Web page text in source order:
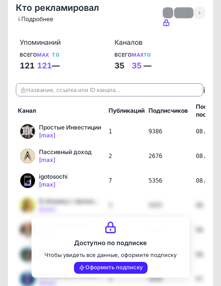
Кто рекламировал
ℹ️ Подробнее
›
Упоминаний
ВСЕГО
121
MAX
121
TG
—
Каналов
ВСЕГО
35
MAX
35
TG
—
Название, ссылка или ID канала… ℹ️
Канал Публикаций Подписчиков
пост
Простые Инвестиции
[max]
1 9386
Пассивный доход
[max]
2 2676
igotosochi
[max]
7 5356
4
[max]
4 2374
СИГНАЛЫ от CASHFLOW
5 4049
Доступно по подписке
Чтобы увидеть все данные, оформите подписку
Оформить подписку